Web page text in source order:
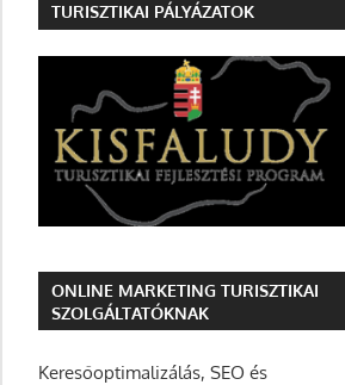
TURISZTIKAI PÁLYÁZATOK
ONLINE MARKETING TURISZTIKAI
SZOLGÁLTATÓKNAK
Keresőoptimalizálás, SEO és